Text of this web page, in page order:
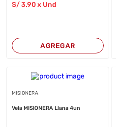
S/3.90 x Und
AGREGAR
MISIONERA
Vela MISIONERA Llana 4un